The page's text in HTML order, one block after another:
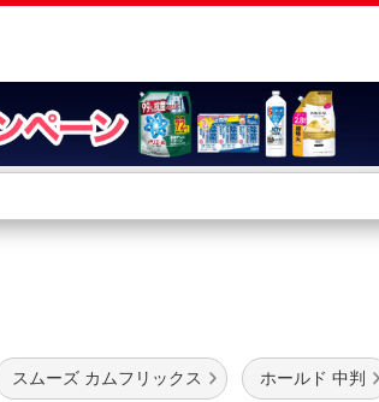
店舗情報・店舗一覧
スムーズ カムフリックス ホールド 中判